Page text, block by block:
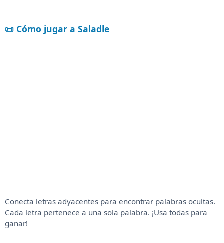
📜 Cómo jugar a Saladle
Conecta letras adyacentes para encontrar palabras ocultas.
Cada letra pertenece a una sola palabra. ¡Usa todas para
ganar!